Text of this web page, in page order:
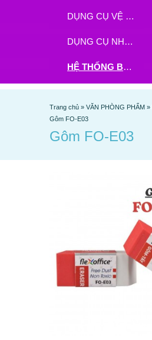
DỤNG CỤ VỆ SINH
DỤNG CỤ NHÀ BẾP
HỆ THỐNG BHX - TGDĐ ĐẶT HÀNG TẠI ĐÂY
Trang chủ » VĂN PHÒNG PHẨM »
Gôm FO-E03
Gôm FO-E03